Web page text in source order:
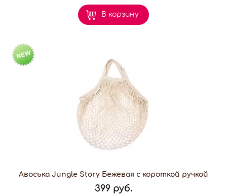
В корзину
Авоська Jungle Story Бежевая с короткой ручкой
399 руб.